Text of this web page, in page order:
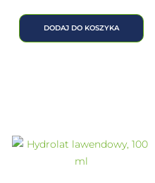
DODAJ DO KOSZYKA